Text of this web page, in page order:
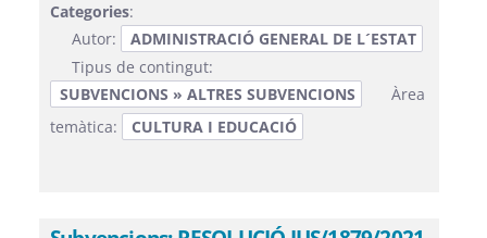
Categories:
Autor:
ADMINISTRACIÓ GENERAL DE L´ESTAT
Tipus de contingut:
SUBVENCIONS » ALTRES SUBVENCIONS
Àrea
temàtica:
CULTURA I EDUCACIÓ